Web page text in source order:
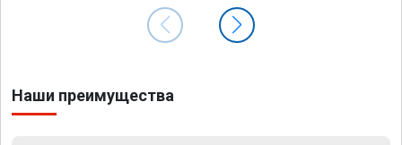
Наши преимущества